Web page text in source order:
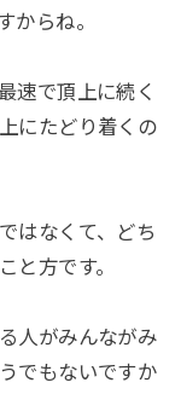
からね。
速で頂上に続く
にたどり着くの
はなくて、どち
と方です。
人がみんながみ
でもないですか